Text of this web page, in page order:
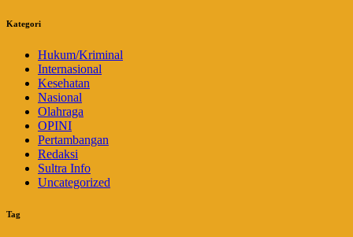
Kategori
Hukum/Kriminal
Internasional
Kesehatan
Nasional
Olahraga
OPINI
Pertambangan
Redaksi
Sultra Info
Uncategorized
Tag